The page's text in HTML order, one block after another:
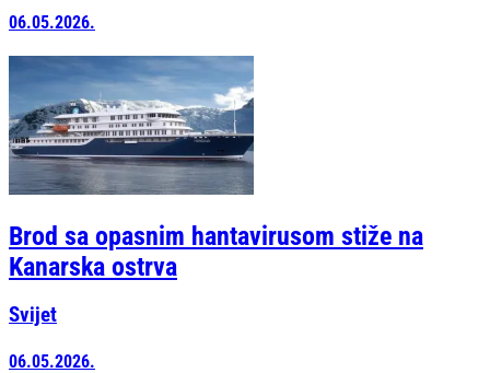
06.05.2026.
Brod sa opasnim hantavirusom stiže na
Kanarska ostrva
Svijet
06.05.2026.